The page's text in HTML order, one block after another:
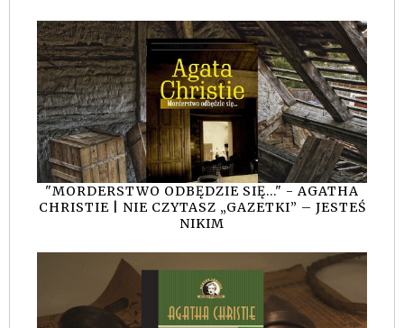
"MORDERSTWO ODBĘDZIE SIĘ..." - AGATHA
CHRISTIE | NIE CZYTASZ „GAZETKI” – JESTEŚ
NIKIM